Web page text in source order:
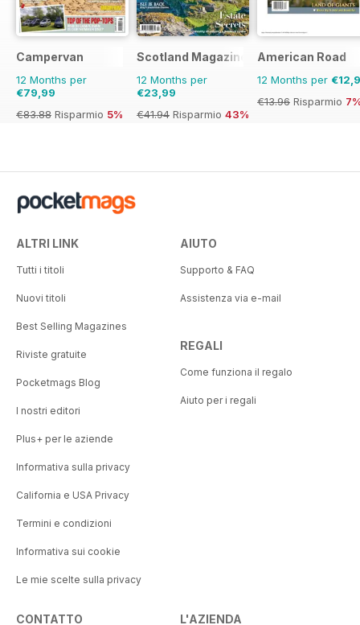
Campervan
12 Months per
€79,99
€83.88 Risparmio 5%
Scotland Magazine
12 Months per
€23,99
€41.94 Risparmio 43%
American Road
12 Months per
€13.96 Risparmio
ALTRI LINK
Tutti i titoli
Nuovi titoli
Best Selling Magazines
Riviste gratuite
Pocketmags Blog
I nostri editori
Plus+ per le aziende
Informativa sulla privacy
California e USA Privacy
Termini e condizioni
Informativa sui cookie
Le mie scelte sulla privacy
AIUTO
Supporto & FAQ
Assistenza via e-mail
REGALI
Come funziona il regalo
Aiuto per i regali
CONTATTO L'AZIENDA